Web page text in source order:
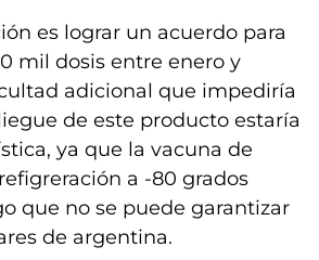
es lograr un acuerdo para
mil dosis entre enero y
adicional que impediría
de este producto estaría
ya que la vacuna de
a -80 grados
que no se puede garantizar
de argentina.